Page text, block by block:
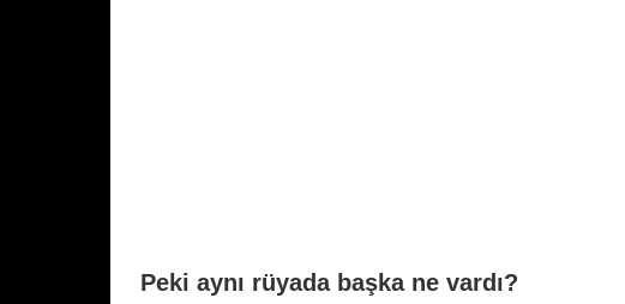
Peki aynı rüyada başka ne vardı?